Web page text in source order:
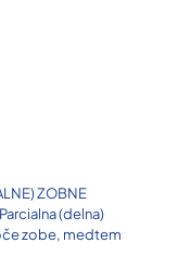
ZOBNE
(delna)
zobe, medtem